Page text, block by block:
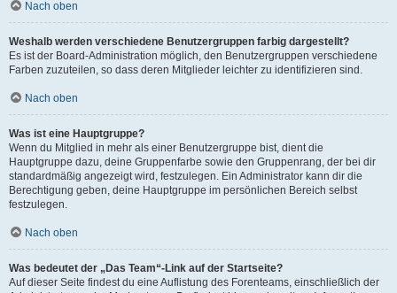
Nach oben
Weshalb werden verschiedene Benutzergruppen farbig dargestellt?
Es ist der Board-Administration möglich, den Benutzergruppen verschiedene
Farben zuzuteilen, so dass deren Mitglieder leichter zu identifizieren sind.
Nach oben
Was ist eine Hauptgruppe?
Wenn du Mitglied in mehr als einer Benutzergruppe bist, dient die
Hauptgruppe dazu, deine Gruppenfarbe sowie den Gruppenrang, der bei dir
standardmäßig angezeigt wird, festzulegen. Ein Administrator kann dir die
Berechtigung geben, deine Hauptgruppe im persönlichen Bereich selbst
festzulegen.
Nach oben
Was bedeutet der „Das Team“-Link auf der Startseite?
Auf dieser Seite findest du eine Auflistung des Forenteams, einschließlich der